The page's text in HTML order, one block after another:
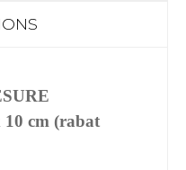
10 cm (rabat